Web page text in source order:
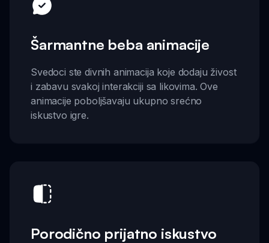
Šarmantne beba animacije
Svedoci ste divnih animacija koje dodaju živost
i zabavu svakoj interakciji sa likovima. Ove
animacije poboljšavaju ukupno srećno
iskustvo igre.
Porodično prijatno iskustvo